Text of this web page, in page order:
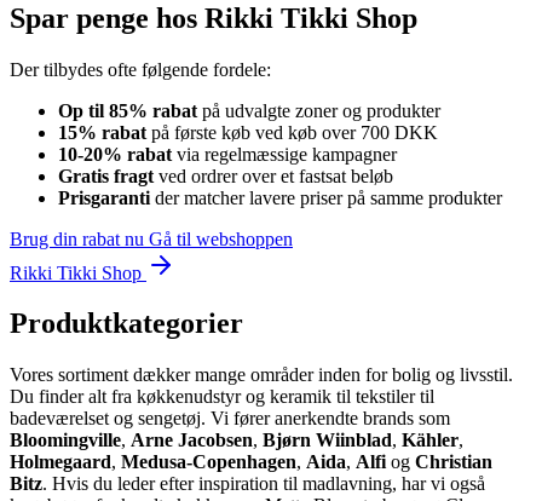
Spar penge hos Rikki Tikki Shop
Der tilbydes ofte følgende fordele:
Op til 85% rabat på udvalgte zoner og produkter
15% rabat på første køb ved køb over 700 DKK
10-20% rabat via regelmæssige kampagner
Gratis fragt ved ordrer over et fastsat beløb
Prisgaranti der matcher lavere priser på samme produkter
Brug din rabat nu Gå til webshoppen
Rikki Tikki Shop
Produktkategorier
Vores sortiment dækker mange områder inden for bolig og livsstil.
Du finder alt fra køkkenudstyr og keramik til tekstiler til
badeværelset og sengetøj. Vi fører anerkendte brands som
Bloomingville, Arne Jacobsen, Bjørn Wiinblad, Kähler,
Holmegaard, Medusa-Copenhagen, Aida, Alfi og Christian
Bitz. Hvis du leder efter inspiration til madlavning, har vi også